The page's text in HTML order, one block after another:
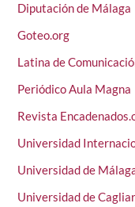
Diputación de Málaga
Goteo.org
Latina de
Periódico Aula Magna
Revista
Universidad
Universidad de
Universidad de